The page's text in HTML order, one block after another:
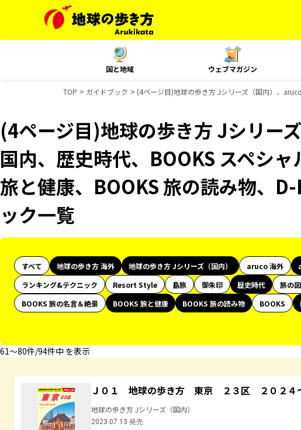
国と地域 ウェブマガジン
TOP ガイドブック (4ページ目)地球の歩き方 Jシリーズ（国内）、
(4ページ目)地球の歩き方 Jシリー
国内、歴史時代、BOOKS スペシ
旅と健康、BOOKS 旅の読み物、
ック一覧
すべて 地球の歩き方 海外 地球の歩き方 Jシリーズ（国内） aruco 海外
ランキング&テクニック
Resort Style 島旅 御朱印 歴史時代 旅の
BOOKS 旅の名言＆絶景
BOOKS 旅と健康 BOOKS 旅の読み物 BOOKS
61〜80件/94件中 を表示
Ｊ０１ 地球の歩き方 東京 ２３区 ２０２４
地球の歩き方 Jシリーズ（国内）
2023.07.13 発売